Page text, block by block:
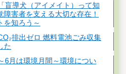
盲導犬（アイメイト）って知
障害者を支える大切な存在！
を知ろう～
排出ゼロ 燃料電池ごみ収集
た
6月は環境月間～環境につい